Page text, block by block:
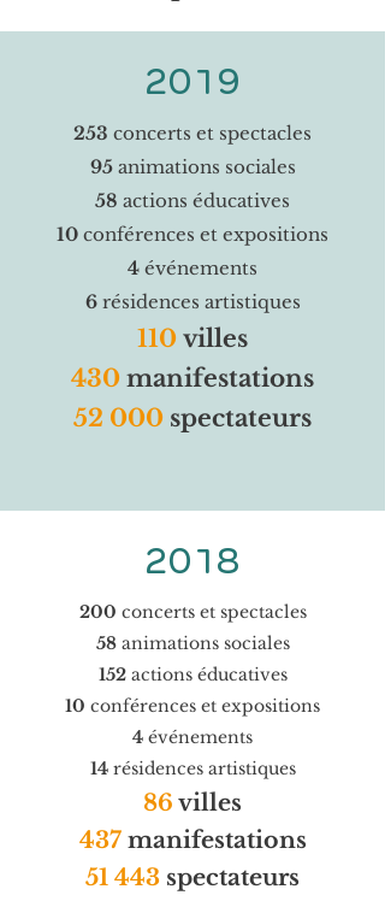
2019
253 concerts et spectacles
95animations sociales
58 actions éducatives
10 conférences et expositions
4 événements
6résidences artistiques
110 villes
430 manifestations
52 000 spectateurs
2018
200 concerts et spectacles
58animations sociales
152actions éducatives
10 conférences et expositions
4 événements
14résidences artistiques
86 villes
437manifestations
51 443 spectateurs